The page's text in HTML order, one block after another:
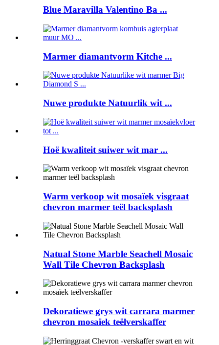
Blue Maravilla Valentino Ba ...
Marmer diamantvorm Kitche ...
Nuwe produkte Natuurlik wit ...
Hoë kwaliteit suiwer wit mar ...
Warm verkoop wit mosaïek visgraat
chevron marmer teël backsplash
Natual Stone Marble Seachell Mosaic
Wall Tile Chevron Backsplash
Dekoratiewe grys wit carrara marmer
chevron mosaïek teëlverskaffer